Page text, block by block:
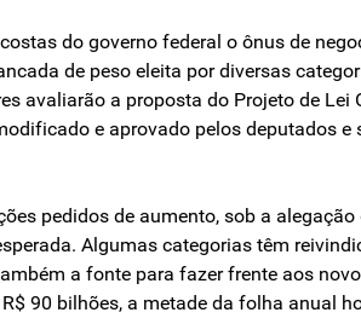
do governo federal o ônus de
de peso eleita por diversas
avaliarão a proposta do Projeto de
e aprovado pelos deputados
pedidos de aumento, sob a
Algumas categorias têm
a fonte para fazer frente aos
90 bilhões, a metade da folha anual